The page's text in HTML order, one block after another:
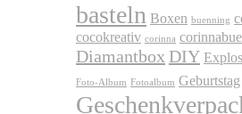
basteln Boxen buenning
cocokreativ corinna
Diamantbox DIY
Foto-Album Fotoalbum Geburtstag